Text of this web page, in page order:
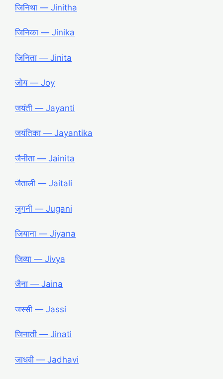
जिनिथा ― Jinitha
जिनिका ― Jinika
जिनिता ― Jinita
जोय ― Joy
जयंती ― Jayanti
जयंतिका ― Jayantika
जैनीता ― Jainita
जैताली ― Jaitali
जुगनी ― Jugani
जियाना ― Jiyana
जिव्या ― Jivya
जैना ― Jaina
जस्सी ― Jassi
जिनाती ― Jinati
जाधवी ― Jadhavi